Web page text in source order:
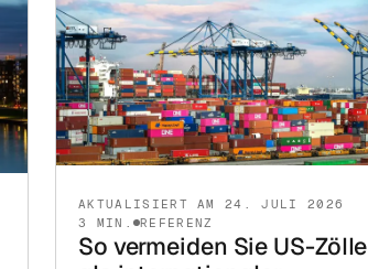
AKTUALISIERT AM 24. JULI 2026
3 MIN.
REFERENZ
So vermeiden Sie US-Zölle